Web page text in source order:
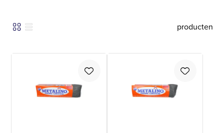
producten